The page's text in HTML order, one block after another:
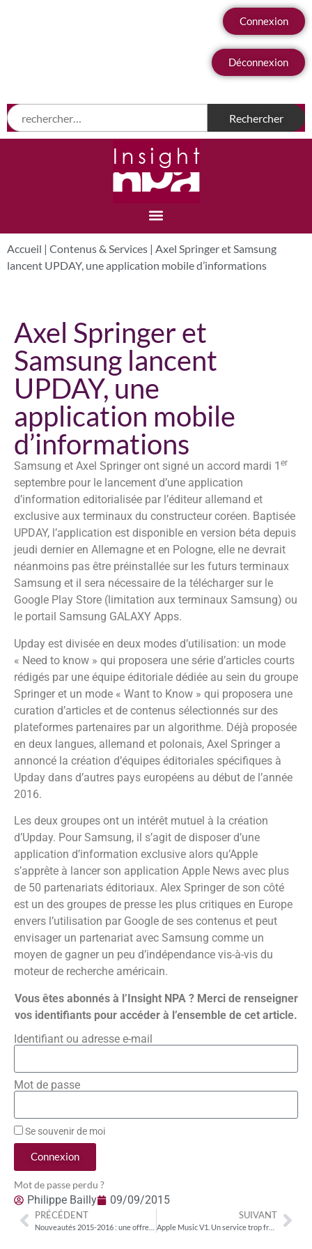
Connexion
Déconnexion
Accueil | Contenus & Services | Axel Springer et Samsung
lancent UPDAY, une application mobile d’informations
Axel Springer et
Samsung lancent
UPDAY, une
application mobile
d’informations
Samsung et Axel Springer ont signé un accord mardi 1 er
septembre pour le lancement d’une application
d’information editorialisée par l’éditeur allemand et
exclusive aux terminaux du constructeur coréen. Baptisée
UPDAY, l’application est disponible en version béta depuis
jeudi dernier en Allemagne et en Pologne, elle ne devrait
néanmoins pas être préinstallée sur les futurs terminaux
Samsung et il sera nécessaire de la télécharger sur le
Google Play Store (limitation aux terminaux Samsung) ou
le portail Samsung GALAXY Apps.
Upday est divisée en deux modes d’utilisation: un mode
« Need to know » qui proposera une série d’articles courts
rédigés par une équipe éditoriale dédiée au sein du groupe
Springer et un mode « Want to Know » qui proposera une
curation d’articles et de contenus sélectionnés sur des
plateformes partenaires par un algorithme. Déjà proposée
en deux langues, allemand et polonais, Axel Springer a
annoncé la création d’équipes éditoriales spécifiques à
Upday dans d’autres pays européens au début de l’année
2016.
Les deux groupes ont un intérêt mutuel à la création
d’Upday. Pour Samsung, il s’agit de disposer d’une
application d’information exclusive alors qu’Apple
s’apprête à lancer son application Apple News avec plus
de 50 partenariats éditoriaux. Alex Springer de son côté
est un des groupes de presse les plus critiques en Europe
envers l’utilisation par Google de ses contenus et peut
envisager un partenariat avec Samsung comme un
moyen de gagner un peu d’indépendance vis-à-vis du
moteur de recherche américain.
Vous êtes abonnés à l’Insight NPA ? Merci de renseigner
vos identifiants pour accéder à l’ensemble de cet article.
Identifiant ou adresse e-mail
Mot de passe
Se souvenir de moi
Connexion
Mot de passe perdu ?
Philippe Bailly 09/09/2015
PRÉCÉDENT SUIVANT
Apple Music V1. Un service trop frêle pour des enjeux trop lourds